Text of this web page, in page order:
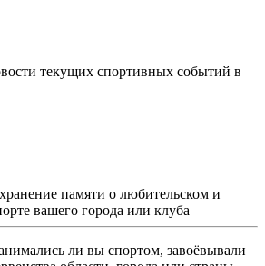
текущих спортивных событий в
памяти о любительском и
вашего города или клуба
ли вы спортом, завоёвывали